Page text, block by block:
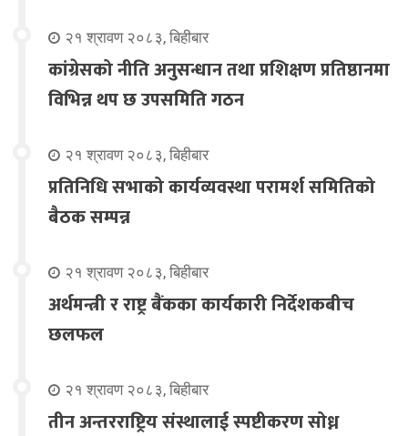
२१ श्रावण २०८३, बिहीबार
कांग्रेसको नीति अनुसन्धान तथा प्रशिक्षण प्रतिष्ठानमा
विभिन्न थप छ उपसमिति गठन
२१ श्रावण २०८३, बिहीबार
प्रतिनिधि सभाको कार्यव्यवस्था परामर्श समितिको
बैठक सम्पन्न
२१ श्रावण २०८३, बिहीबार
अर्थमन्त्री र राष्ट्र बैंकका कार्यकारी निर्देशकबीच
छलफल
२१ श्रावण २०८३, बिहीबार
तीन अन्तरराष्ट्रिय संस्थालाई स्पष्टीकरण सोध्न